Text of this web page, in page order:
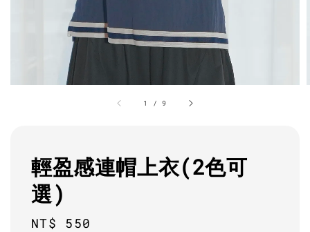
1 /9
輕盈感連帽上衣(2色可
選)
Regular
NT$ 550